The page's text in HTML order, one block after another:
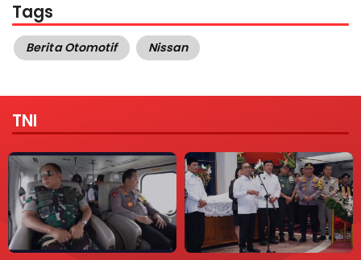
Tags
Berita Otomotif Nissan
TNI